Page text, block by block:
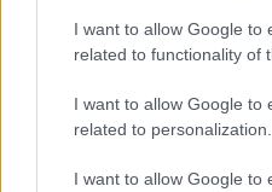
I want to allow Google to
related to functionality of
I want to allow Google to
related to personalization.
I want to allow Google to
Calenda): “Non ci
governo”